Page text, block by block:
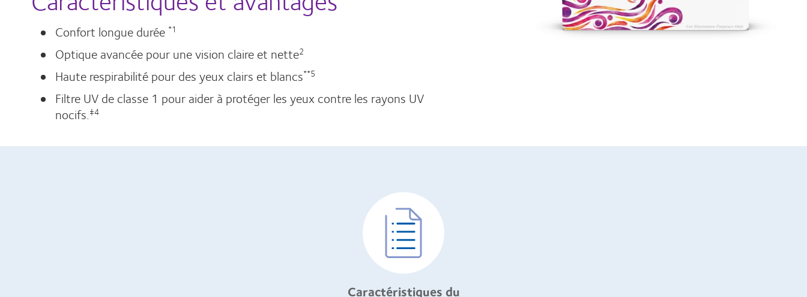
Confort longue durée *1
Optique avancée pour une vision claire et nette2
Haute respirabilité pour des yeux clairs et blancs**5
Filtre UV de classe 1 pour aider à protéger les yeux contre les rayons UV
nocifs.‡4
Caractéristiques du